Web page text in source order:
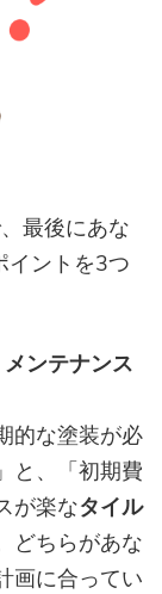
最後にあな
イントを3つ
ンテナンス
的な塗装が必
と、「初期費
が楽なタイル
どちらがあな
画に合ってい